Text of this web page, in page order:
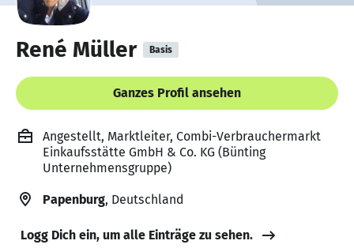
René Müller Basis
Ganzes Profil ansehen
Angestellt, Marktleiter, Combi-Verbrauchermarkt
Einkaufsstätte GmbH & Co. KG (Bünting
Unternehmensgruppe)
Papenburg, Deutschland
Logg Dich ein, um alle Einträge zu sehen.